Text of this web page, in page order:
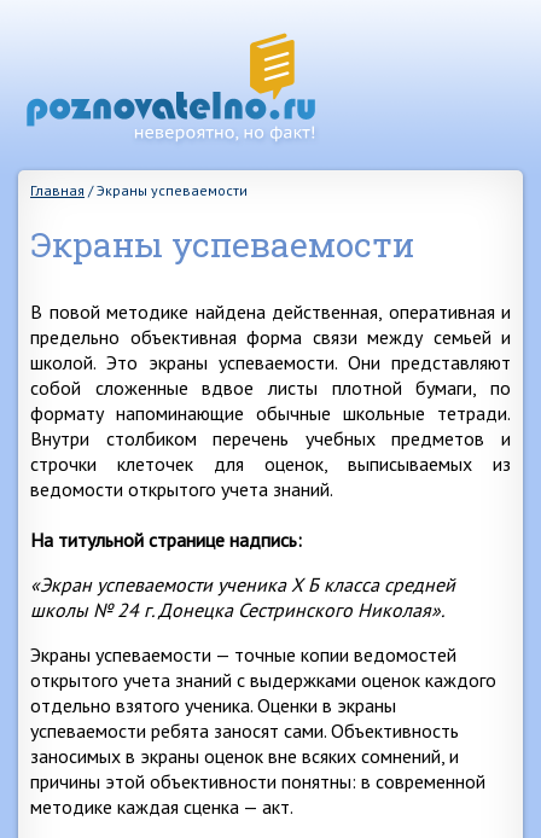
Главная /Экраны успеваемости
Экраны успеваемости
В повой методике найдена действенная, оперативная и
предельно объективная форма связи между семьей и
школой. Это экраны успеваемости. Они представляют
собой сложенные вдвое листы плотной бумаги, по
формату напоминающие обычные школьные тетради.
Внутри столбиком перечень учебных предметов и
строчки клеточек для оценок, выписываемых из
ведомости открытого учета знаний.
На титульной странице надпись:
«Экран успеваемости ученика X Б класса средней
школы № 24 г. Донецка Сестринского Николая».
Экраны успеваемости — точные копии ведомостей
открытого учета знаний с выдержками оценок каждого
отдельно взятого ученика. Оценки в экраны
успеваемости ребята заносят сами. Объективность
заносимых в экраны оценок вне всяких сомнений, и
причины этой объективности понятны: в современной
методике каждая сценка — акт.